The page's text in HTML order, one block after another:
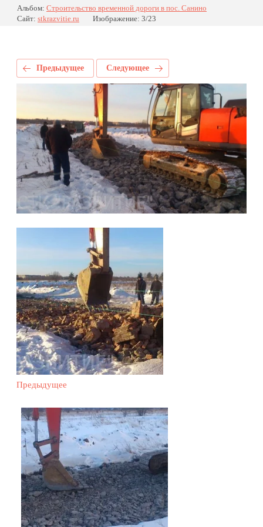
Альбом: Строительство временной дороги в пос. Санино
Сайт: stkrazvitie.ru Изображение: 3/23
Предыдущее Следующее
Предыдущее